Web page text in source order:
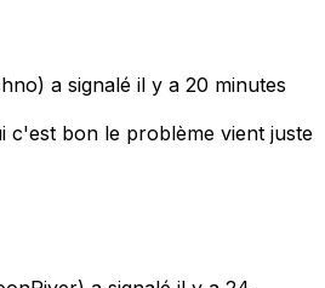
a signalé il y a 20 minutes
c'est bon le problème vient juste